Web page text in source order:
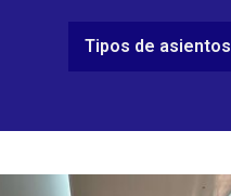
Tipos de asientos